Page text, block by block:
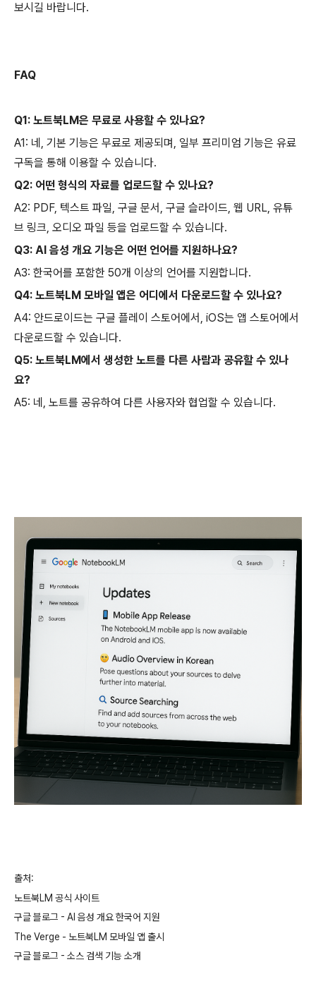
보시길 바랍니다.
FAQ
Q1: 노트북LM은 무료로 사용할 수 있나요?
A1: 네, 기본 기능은 무료로 제공되며, 일부 프리미엄 기능은 유료
구독을 통해 이용할 수 있습니다.
Q2: 어떤 형식의 자료를 업로드할 수 있나요?
A2: PDF, 텍스트 파일, 구글 문서, 구글 슬라이드, 웹 URL, 유튜
브 링크, 오디오 파일 등을 업로드할 수 있습니다.
Q3: AI 음성 개요 기능은 어떤 언어를 지원하나요?
A3: 한국어를 포함한 50개 이상의 언어를 지원합니다.
Q4: 노트북LM 모바일 앱은 어디에서 다운로드할 수 있나요?
A4: 안드로이드는 구글 플레이 스토어에서, iOS는 앱 스토어에서
다운로드할 수 있습니다.
Q5: 노트북LM에서 생성한 노트를 다른 사람과 공유할 수 있나
요?
A5: 네, 노트를 공유하여 다른 사용자와 협업할 수 있습니다.
출처:
노트북LM 공식 사이트
구글 블로그 - AI 음성 개요 한국어 지원
The Verge - 노트북LM 모바일 앱 출시
구글 블로그 - 소스 검색 기능 소개